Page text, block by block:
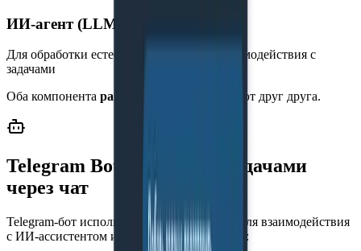
ИИ-агент (LLM)
Для обработки естественного языка и взаимодействия с
задачами
Оба компонента равноправны и дополняют друг друга.
Telegram Bot — работа с задачами
через чат
Telegram-бот используется как интерфейс для взаимодействия
с ИИ-ассистентом и интеграции с Telegram: